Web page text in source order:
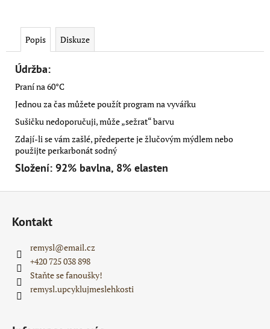
Popis Diskuze
Údržba:
Praní na 60°C
Jednou za čas můžete použít program na vyvářku
Sušičku nedoporučuji, může „sežrat“ barvu
Zdají-li se vám zašlé, předeperte je žlučovým mýdlem nebo
použijte perkarbonát sodný
Složení: 92% bavlna, 8% elasten
Kontakt
remysl@email.cz
+420 725 038 898
Staňte se fanoušky!
remysl.upcyklujmeslehkosti